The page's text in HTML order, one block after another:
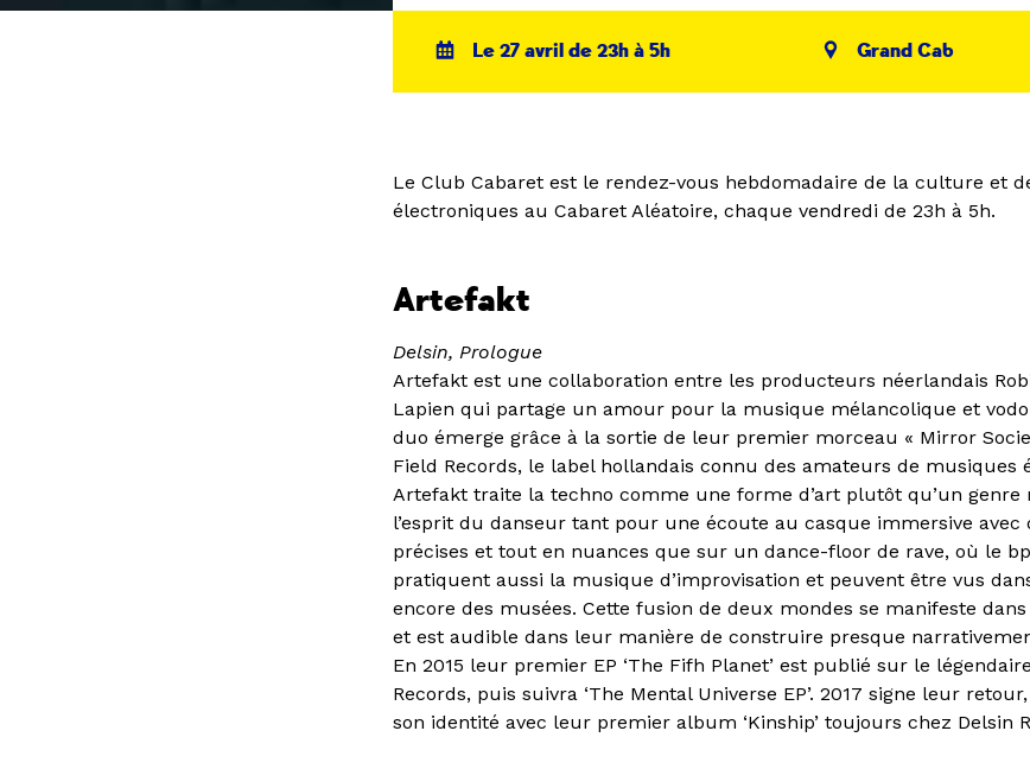
Le 27 avril de 23h à 5h Grand Cab
Le Club Cabaret est le rendez-vous hebdomadaire de la culture et
électroniques au Cabaret Aléatoire, chaque vendredi de 23h à 5h.
Artefakt
Delsin, Prologue
Artefakt est une collaboration entre les producteurs néerlandais
Lapien qui partage un amour pour la musique mélancolique et
duo émerge grâce à la sortie de leur premier morceau « Mirror
Field Records, le label hollandais connu des amateurs de musiques
Artefakt traite la techno comme une forme d’art plutôt qu’un genre
l’esprit du danseur tant pour une écoute au casque immersive avec
précises et tout en nuances que sur un dance-floor de rave, où le
pratiquent aussi la musique d’improvisation et peuvent être vus
encore des musées. Cette fusion de deux mondes se manifeste
et est audible dans leur manière de construire presque
En 2015 leur premier EP ‘The Fifh Planet’ est publié sur le
Records, puis suivra ‘The Mental Universe EP’. 2017 signe leur
son identité avec leur premier album ‘Kinship’ toujours chez Delsin